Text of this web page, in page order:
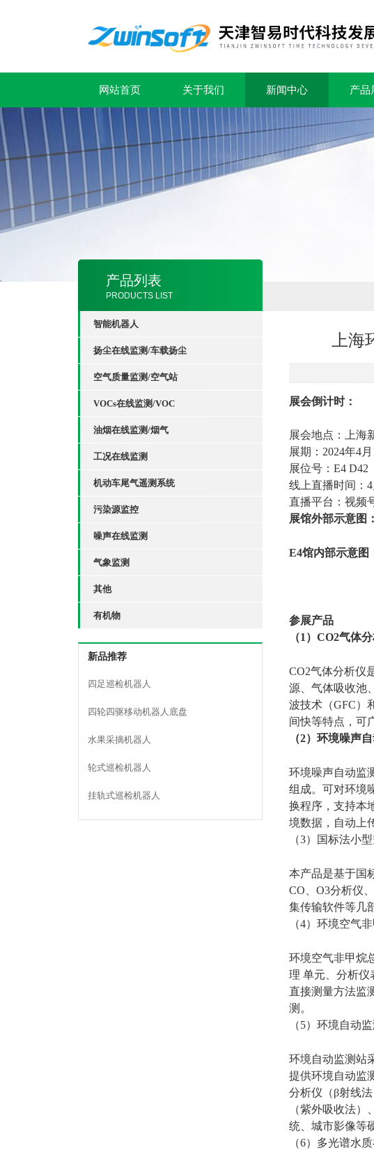
网站首页 关于我们 新闻中心 产品
产品列表
PRODUCTS LIST
智能机器人
扬尘在线监测/车载扬尘
空气质量监测/空气站
VOCs在线监测/VOC
油烟在线监测/烟气
工况在线监测
机动车尾气遥测系统
污染源监控
噪声在线监测
气象监测
其他
有机物
新品推荐
四足巡检机器人
四轮四驱移动机器人底盘
水果采摘机器人
轮式巡检机器人
挂轨式巡检机器人
上
展会倒计时：
展会地点：上海
展期：2024年4月
展位号 ： E4 D42
线上直播时间：
直播平台：视频
展馆外部示意图：
E4馆内部示意图
参展产品
（1 ） CO2气体
CO2气体分析仪
源、气体吸收池
波技术（GFC）
间快等特点，可
（2） 环境噪声
环境噪声自动监
组成。可对环境
换程序，支持本
境数据，自动上
（3） 国标法小
本产品是基于国
CO、O3分析仪
集传输软件等几
（4） 环境空气
环境空气非甲烷
理 单元、分析仪
直接测量方法监
测。
（5） 环境自动监
环境自动监测站
提供环境自动监
分析仪（β射线
（紫外吸收法
统、城市影像等
（6） 多光谱水